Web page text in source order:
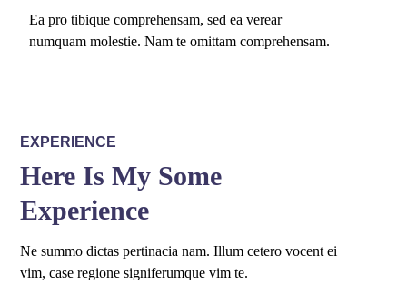
Ea pro tibique comprehensam, sed ea verear
numquam molestie. Nam te omittam comprehensam.
EXPERIENCE
Here Is My Some
Experience
Ne summo dictas pertinacia nam. Illum cetero vocent ei
vim, case regione signiferumque vim te.